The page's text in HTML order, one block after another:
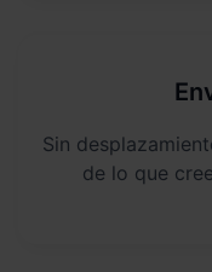
Sin
de lo que